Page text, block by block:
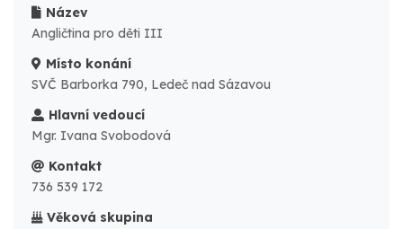
Název
Angličtina pro děti III
Místo konání
SVČ Barborka 790, Ledeč nad Sázavou
Hlavní vedoucí
Mgr. Ivana Svobodová
Kontakt
736 539 172
Věková skupina